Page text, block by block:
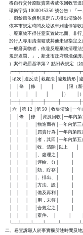
得自行交付原販賣業者或依回收管道
環衛字第 1000045350 號公告：「
、廚餘應依個別規定方式排出清除
依本市規定時間及垃圾車到達停靠
、廢棄物不得任意棄置於地面、非
於行人專用清潔箱或其他未經指定
一般廢棄物者，依違反廢棄物清理
規定處罰。」，新北市政府環境保
）案件裁罰基準第 2  點附表規定（
│項次│違反法│裁處法│違規情形│
│    │條    │條    │        │            │
│    │      │      │        │            │）        │）
│六  │第 12 │第 50 │收集清除│一
│    │條    │條    │資源回收│一年
│    │      │      │物進而有│一年內第三
│    │      │      │買賣行為│一年內第四
│    │      │      │者，其回│一年內第五
│    │      │      │收、清除│以上        │
│    │      │      │、處理之│            │
│    │      │      │運輸、分│            │
│    │      │      │類、貯存│            │
│    │      │      │、排出、│            │
│    │      │      │方法、設│            │
│    │      │      │備及再利│            │
│    │      │      │用，未符│            │
│    │      │      │合規定之│            │
│    │      │      │案件。  │            │          │
二、卷查訴願人於事實欄所述時間及